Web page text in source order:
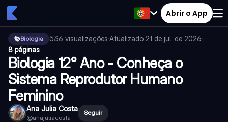
Abrir o App
Biologia 536 visualizações·Atualizado 21 de jul. de 2026·
8 páginas
Biologia 12° Ano - Conheça o
Sistema Reprodutor Humano
Feminino
Ana Julia Costa
@anajuliacosta
Seguir